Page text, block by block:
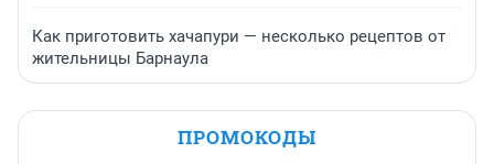
Как приготовить хачапури — несколько рецептов от
жительницы Барнаула
ПРОМОКОДЫ